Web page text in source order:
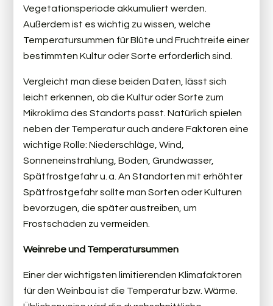
Vegetationsperiode akkumuliert werden.
Außerdem ist es wichtig zu wissen, welche
Temperatursummen für Blüte und Fruchtreife einer
bestimmten Kultur oder Sorte erforderlich sind.
Vergleicht man diese beiden Daten, lässt sich
leicht erkennen, ob die Kultur oder Sorte zum
Mikroklima des Standorts passt. Natürlich spielen
neben der Temperatur auch andere Faktoren eine
wichtige Rolle: Niederschläge, Wind,
Sonneneinstrahlung, Boden, Grundwasser,
Spätfrostgefahr u. a. An Standorten mit erhöhter
Spätfrostgefahr sollte man Sorten oder Kulturen
bevorzugen, die später austreiben, um
Frostschäden zu vermeiden.
Weinrebe und Temperatursummen
Einer der wichtigsten limitierenden Klimafaktoren
für den Weinbau ist die Temperatur bzw. Wärme.